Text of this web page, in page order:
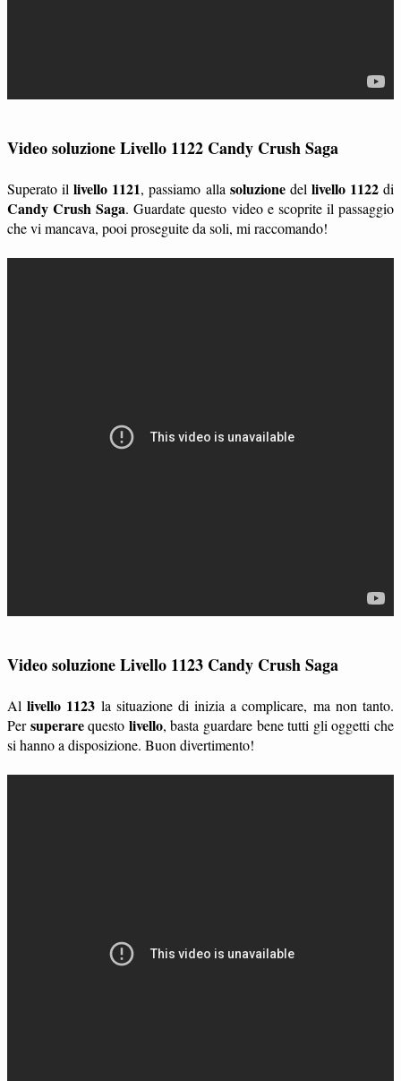
Video soluzione Livello 1122 Candy Crush Saga
Superato illivello 1121, passiamo alla soluzionedel livello 1122di
Candy Crush Saga. Guardate questo video e scoprite il passaggio
che vi mancava, pooi proseguite da soli, mi raccomando!
Video soluzione Livello 1123 Candy Crush Saga
Allivello 1123 la situazione di inizia a complicare, ma non tanto.
Persuperarequesto livello, basta guardare bene tutti gli oggetti che
si hanno a disposizione. Buon divertimento!